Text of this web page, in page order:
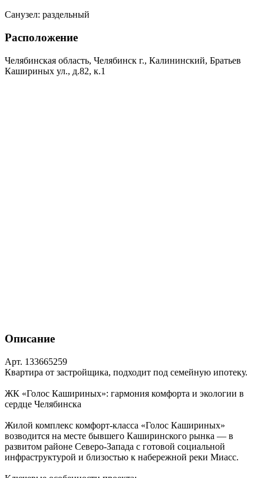
Санузел: раздельный
Расположение
Челябинская область, Челябинск г., Калининский, Братьев
Кашириных ул., д.82, к.1
Описание
Арт. 133665259
Квартира от застройщика, подходит под семейную ипотеку.
ЖК «Голос Кашириных»: гармония комфорта и экологии в
сердце Челябинска
Жилой комплекс комфорт‑класса «Голос Кашириных»
возводится на месте бывшего Каширинского рынка — в
развитом районе Северо‑Запада с готовой социальной
инфраструктурой и близостью к набережной реки Миасс.